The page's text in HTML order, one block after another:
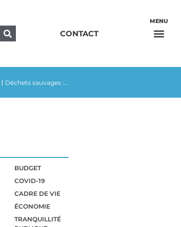
CONTACT
Déchets sauvages :...
BUDGET
COVID-19
CADRE DE VIE
ÉCONOMIE
TRANQUILLITÉ